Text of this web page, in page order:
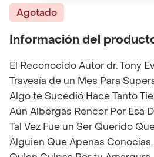
Agotado
Información del
El Reconocido Autor dr. Tony
Travesía de un Mes Para
Algo te Sucedió Hace Tanto
Aún Albergas Rencor Por Esa
Tal Vez Fue un Ser Querido
Alguien Que Apenas Conocías.